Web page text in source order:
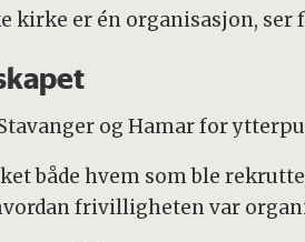
kirke er én organisasjon,
og Hamar for
både hvem som ble
frivilligheten var